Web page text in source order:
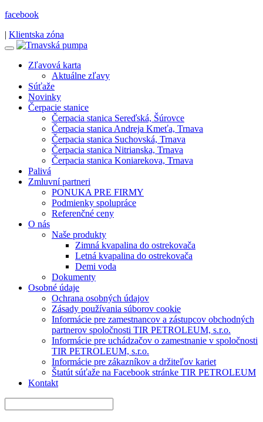
facebook
| Klientska zóna
Zľavová karta
Aktuálne zľavy
Súťaže
Novinky
Čerpacie stanice
Čerpacia stanica Sereďská, Šúrovce
Čerpacia stanica Andreja Kmeťa, Trnava
Čerpacia stanica Suchovská, Trnava
Čerpacia stanica Nitrianska, Trnava
Čerpacia stanica Koniarekova, Trnava
Palivá
Zmluvní partneri
PONUKA PRE FIRMY
Podmienky spolupráce
Referenčné ceny
O nás
Naše produkty
Zimná kvapalina do ostrekovača
Letná kvapalina do ostrekovača
Demi voda
Dokumenty
Osobné údaje
Ochrana osobných údajov
Zásady používania súborov cookie
Informácie pre zamestnancov a zástupcov obchodných
partnerov spoločnosti TIR PETROLEUM, s.r.o.
Informácie pre uchádzačov o zamestnanie v spoločnosti
TIR PETROLEUM, s.r.o.
Informácie pre zákazníkov a držiteľov kariet
Štatút súťaže na Facebook stránke TIR PETROLEUM
Kontakt